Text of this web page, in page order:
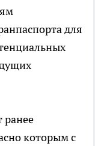
для
ранее
которым с